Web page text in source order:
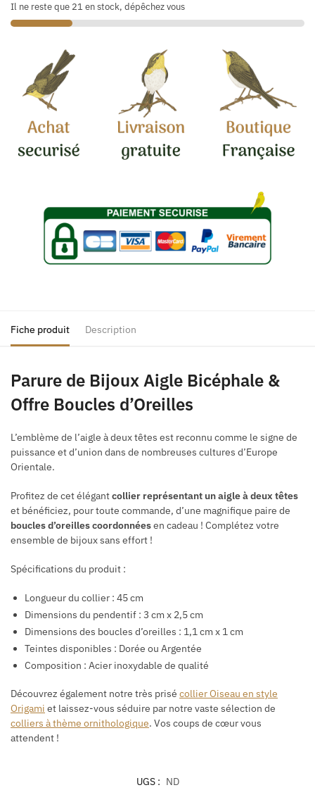
Il ne reste que 21 en stock, dépêchez vous
Fiche produit Description
Parure de Bijoux Aigle Bicéphale &
Offre Boucles d’Oreilles
L’emblème de l’aigle à deux têtes est reconnu comme le signe de
puissance et d’union dans de nombreuses cultures d’Europe
Orientale.
Profitez de cet élégantcollier représentant un aigle à deux têtes
et bénéficiez, pour toute commande, d’une magnifique paire de
boucles d’oreilles coordonnéesen cadeau ! Complétez votre
ensemble de bijoux sans effort !
Spécifications du produit :
Longueur du collier : 45 cm
Dimensions du pendentif : 3 cm x 2,5 cm
Dimensions des boucles d’oreilles : 1,1 cm x 1 cm
Teintes disponibles : Dorée ou Argentée
Composition : Acier inoxydable de qualité
Découvrez également notre très prisé collier Oiseau en style
Origami et laissez-vous séduire par notre vaste sélection de
colliers à thème ornithologique. Vos coups de cœur vous
attendent !
UGS : ND